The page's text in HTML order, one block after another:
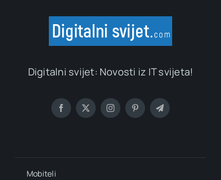
Digitalni svijet: Novosti iz IT svijeta!
Mobiteli